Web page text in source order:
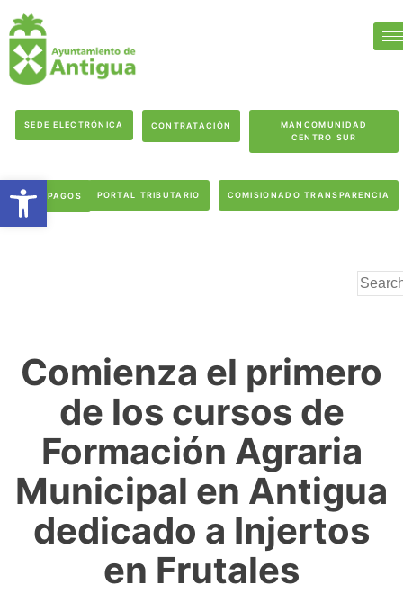
SEDE ELECTRÓNICA CONTRATACIÓN
MANCOMUNIDAD
CENTRO SUR
PAGOS PORTAL TRIBUTARIO COMISIONADO TRANSPARENCIA
Comienza el primero
de los cursos de
Formación Agraria
Municipal en Antigua
dedicado a Injertos
en Frutales
Abrir barra de herramientas